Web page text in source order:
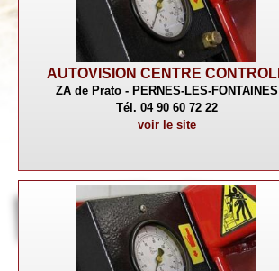
AUTOVISION CENTRE
ZA de Prato - PERNES-LES-FONTAINES
Tél. 04 90 60 72 22
voir le site